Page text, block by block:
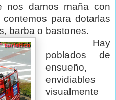
nos damos maña con
para dotarlas
barba o bastones.
Hay
poblados de
ensueño,
envidiables
visualmente